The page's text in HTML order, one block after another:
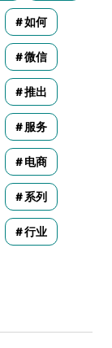
如何
微信
推出
服务
电商
系列
行业